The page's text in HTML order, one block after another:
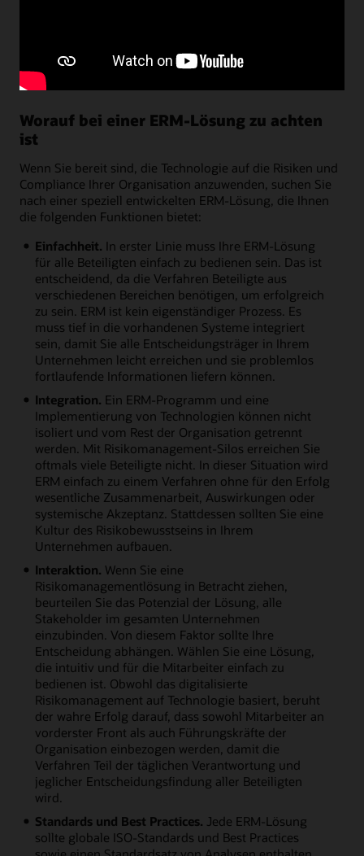
Cybersicherheit sein.
Worauf bei einer ERM-Lösung zu achten
ist
Wenn Sie bereit sind, die Technologie auf die Risiken und
Compliance Ihrer Organisation anzuwenden, suchen Sie
nach einer speziell entwickelten ERM-Lösung, die Ihnen
die folgenden Funktionen bietet:
Einfachheit. In erster Linie muss Ihre ERM-Lösung
für alle Beteiligten einfach zu bedienen sein. Das ist
entscheidend, da die Verfahren Beteiligte aus
verschiedenen Bereichen benötigen, um erfolgreich
zu sein. ERM ist kein eigenständiger Prozess. Es
muss tief in die vorhandenen Systeme integriert
sein, damit Sie alle Entscheidungsträger in Ihrem
Unternehmen leicht erreichen und sie problemlos
fortlaufende Informationen liefern können.
Integration. Ein ERM-Programm und eine
Implementierung von Technologien können nicht
isoliert und vom Rest der Organisation getrennt
werden. Mit Risikomanagement-Silos erreichen Sie
oftmals viele Beteiligte nicht. In dieser Situation wird
ERM einfach zu einem Verfahren ohne für den Erfolg
wesentliche Zusammenarbeit, Auswirkungen oder
systemische Akzeptanz. Stattdessen sollten Sie eine
Kultur des Risikobewusstseins in Ihrem
Unternehmen aufbauen.
Interaktion. Wenn Sie eine
Risikomanagementlösung in Betracht ziehen,
beurteilen Sie das Potenzial der Lösung, alle
Stakeholder im gesamten Unternehmen
einzubinden. Von diesem Faktor sollte Ihre
Entscheidung abhängen. Wählen Sie eine Lösung,
die intuitiv und für die Mitarbeiter einfach zu
bedienen ist. Obwohl das digitalisierte
Risikomanagement auf Technologie basiert, beruht
der wahre Erfolg darauf, dass sowohl Mitarbeiter an
vorderster Front als auch Führungskräfte der
Organisation einbezogen werden, damit die
Verfahren Teil der täglichen Verantwortung und
jeglicher Entscheidungsfindung aller Beteiligten
wird.
Standards und Best Practices. Jede ERM-Lösung
sollte globale ISO-Standards und Best Practices